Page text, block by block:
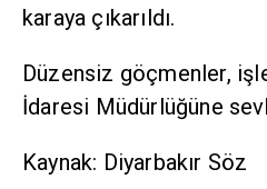
karaya çıkarıldı.
Düzensiz göçmenler,
İdaresi Müdürlüğüne
Kaynak: Diyarbakır Söz